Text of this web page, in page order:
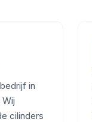
in
cilinders